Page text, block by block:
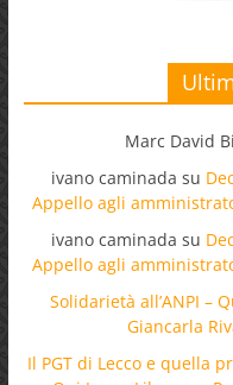
Marc David
ivano caminada su
Appello agli
ivano caminada su
Appello agli
Solidarietà all’ANPI –
Giancarla
Il PGT di Lecco e quella